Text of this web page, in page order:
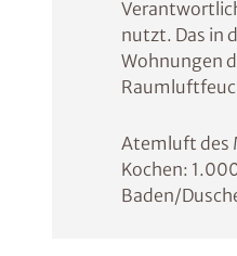
nutzt. Das in
Wohnungen
Atemluft des
Kochen:
Baden/